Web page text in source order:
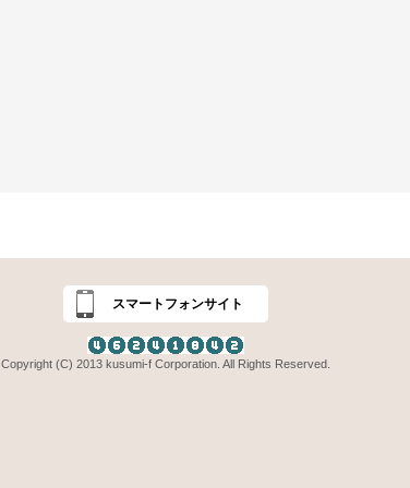
スマートフォンサイト
Copyright (C) 2013 kusumi-f Corporation. All Rights Reserved.